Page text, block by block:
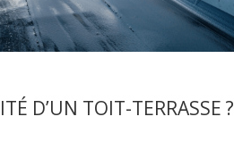
D’UN TOIT-TERRASSE ?